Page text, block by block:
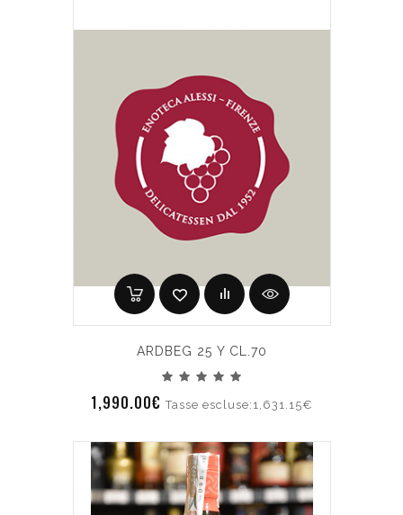
ARDBEG 25 Y CL.70
1,990.00€Tasse escluse:1,631.15€